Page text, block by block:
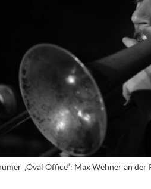
„Oval Office“: Max Wehner an der